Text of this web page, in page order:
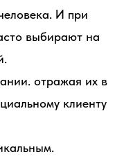
И при
выбирают на
отражая их в
клиенту